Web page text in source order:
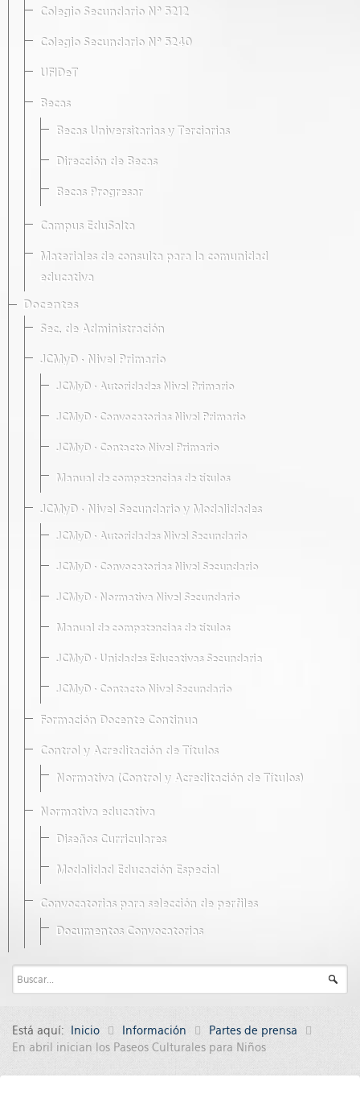
Colegio Secundario Nº 5212
Colegio Secundario Nº 5240
UFIDeT
Becas
Becas Universitarias y Terciarias
Dirección de Becas
Becas Progresar
Campus EduSalta
Materiales de consulta para la comunidad
educativa
Docentes
Sec. de Administración
JCMyD · Nivel Primario
JCMyD · Autoridades Nivel Primario
JCMyD · Convocatorias Nivel Primario
JCMyD · Contacto Nivel Primario
Manual de competencias de títulos
JCMyD · Nivel Secundario y Modalidades
JCMyD · Autoridades Nivel Secundario
JCMyD · Convocatorias Nivel Secundario
JCMyD · Normativa Nivel Secundario
Manual de competencias de títulos
JCMyD · Unidades Educativas Secundaria
JCMyD · Contacto Nivel Secundario
Formación Docente Continua
Control y Acreditación de Títulos
Normativa (Control y Acreditación de Títulos)
Normativa educativa
Diseños Curriculares
Modalidad Educación Especial
Convocatorias para selección de perfiles
Documentos Convocatorias
Está aquí: Inicio Información
Partes de prensa
En abril inician los Paseos Culturales para Niños